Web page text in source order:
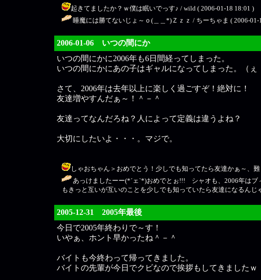
起きてましたか？ｗ僕は眠いでっす♪ / wild ( 2006-01-18 18:01 )
睡魔には勝てないじょ～ｏ(＿＿*)Ｚｚｚ / ちーちゃま ( 2006-01-
2006-01-06 いつの間にか
いつの間にかに2006年も6日間経ってしまった。
いつの間にかにあの子はギャルになってしまった。（ぇ
さて、2006年は去年以上に楽しく過ごすぞ！絶対に！
友達増やすんだぁ～！＾－＾
友達ってなんだろね？人によって定義は違うよね？
大切にしたいよ・・・。マジで。
しゃおちゃん＞おめでとう！少しでも知ってたら友達かぁ～、
あっけましたーー(*´ェ`*)おめでとぉ!!! シャオも、2006年は
もきっと互いが互いのことを少しでも知っていたら友達になるん
2005-12-31 2005年最後
今日で2005年終わりで～す！
いやぁ、ホント早かったね＾－＾
バイトも今終わって帰ってきました。
バイトの先輩が今日でクビなので挨拶もしてきましたｗ